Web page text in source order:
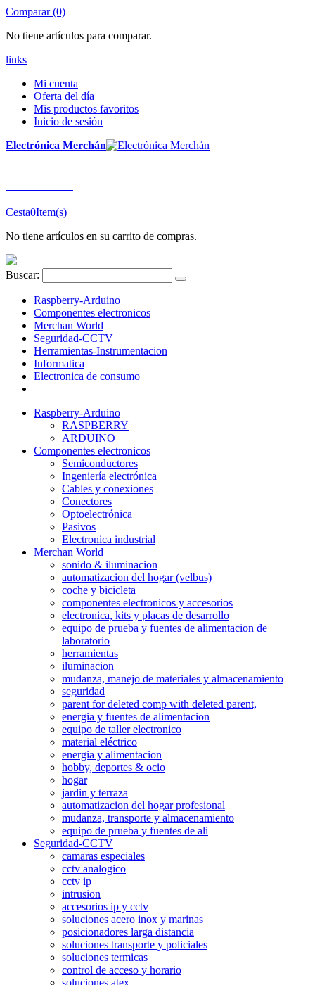
Comparar (0)
No tiene artículos para comparar.
links
Mi cuenta
Oferta del día
Mis productos favoritos
Inicio de sesión
Electrónica Merchán
Cesta0Item(s)
No tiene artículos en su carrito de compras.
Buscar:
Raspberry-Arduino
Componentes electronicos
Merchan World
Seguridad-CCTV
Herramientas-Instrumentacion
Informatica
Electronica de consumo
Raspberry-Arduino
RASPBERRY
ARDUINO
Componentes electronicos
Semiconductores
Ingeniería electrónica
Cables y conexiones
Conectores
Optoelectrónica
Pasivos
Electronica industrial
Merchan World
sonido & iluminacion
automatizacion del hogar (velbus)
coche y bicicleta
componentes electronicos y accesorios
electronica, kits y placas de desarrollo
equipo de prueba y fuentes de alimentacion de
laboratorio
herramientas
iluminacion
mudanza, manejo de materiales y almacenamiento
seguridad
parent for deleted comp with deleted parent,
energia y fuentes de alimentacion
equipo de taller electronico
material eléctrico
energia y alimentacion
hobby, deportes & ocio
hogar
jardin y terraza
automatizacion del hogar profesional
mudanza, transporte y almacenamiento
equipo de prueba y fuentes de ali
Seguridad-CCTV
camaras especiales
cctv analogico
cctv ip
intrusion
accesorios ip y cctv
soluciones acero inox y marinas
posicionadores larga distancia
soluciones transporte y policiales
soluciones termicas
control de acceso y horario
soluciones atex